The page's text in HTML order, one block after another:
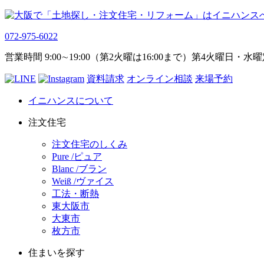
072-975-6022
営業時間 9:00∼19:00（第2火曜は16:00まで）第4火曜日・水
資料請求 オンライン相談 来場予約
イニハンスについて
注文住宅
注文住宅のしくみ
Pure /ピュア
Blanc /ブラン
Weiß /ヴァイス
工法・断熱
東大阪市
大東市
枚方市
住まいを探す